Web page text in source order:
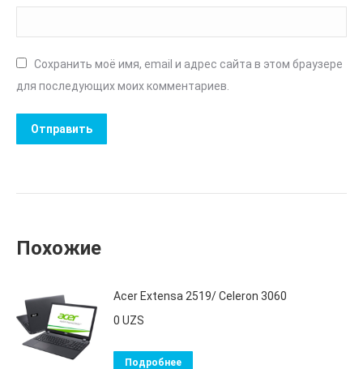
Сохранить моё имя, email и адрес сайта в этом браузере
для последующих моих комментариев.
Похожие
Acer Extensa 2519/ Celeron 3060
0 UZS
Подробнее